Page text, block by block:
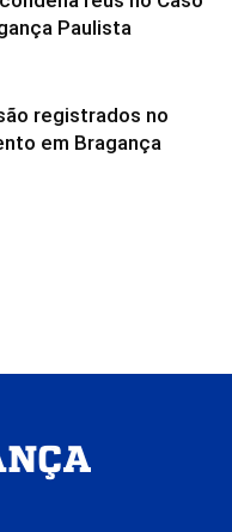
Paulista
registrados no
em Bragança